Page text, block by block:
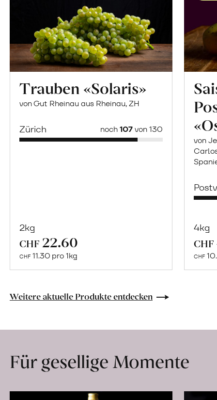
Trauben «Solaris»
von Gut Rheinau aus Rheinau, ZH
Zürich noch107von 130
2kg
CHF 22.60
CHF 11.30 pro 1kg
Naturbelassene
Lebensmittel
Hof
erfahren
von
4kg
CHF
CHF
Weitere aktuelle Produkte entdecken
Für gesellige Momente